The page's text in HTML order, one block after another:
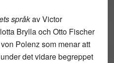
språkavVictor
Bryllaoch Otto Fischer
Polenzsom menar att
det vidare begreppet